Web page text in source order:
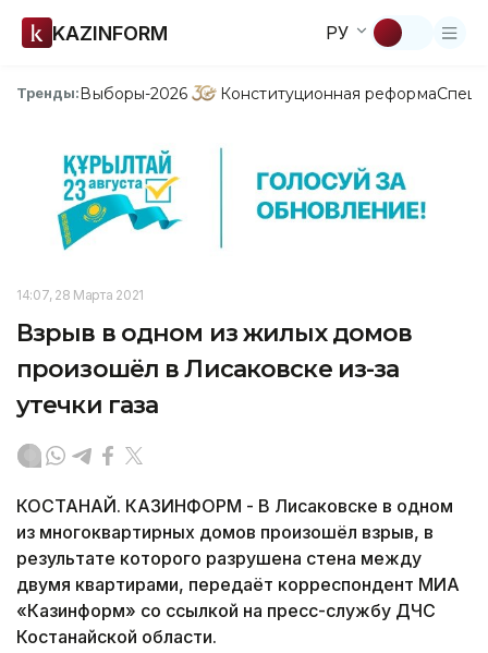
KAZINFORM РУ
Тренды:Выборы-2026 Конституционная реформа
14:07, 28 Марта 2021
Взрыв в одном из жилых домов
произошёл в Лисаковске из-за
утечки газа
КОСТАНАЙ. КАЗИНФОРМ - В Лисаковске в одном
из многоквартирных домов произошёл взрыв, в
результате которого разрушена стена между
двумя квартирами, передаёт корреспондент МИА
«Казинформ» со ссылкой на пресс-службу ДЧС
Костанайской области.